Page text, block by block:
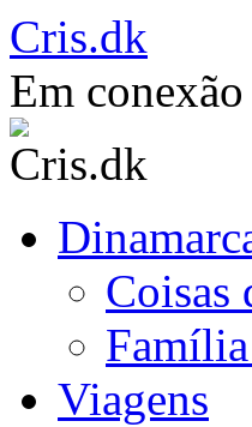
Saltar
para
o
conteúdo
Cris.dk
Em
Coisas
Viagens